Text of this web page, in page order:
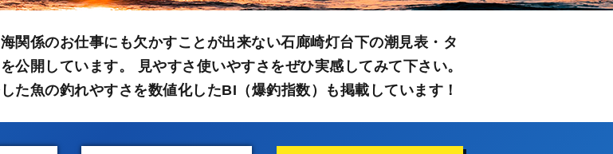
関係のお仕事にも欠かすことが出来ない石廊崎灯台下の潮見表・タ
公開しています。 見やすさ使いやすさをぜひ実感してみて下さい。
た魚の釣れやすさを数値化したBI（爆釣指数）も掲載しています！